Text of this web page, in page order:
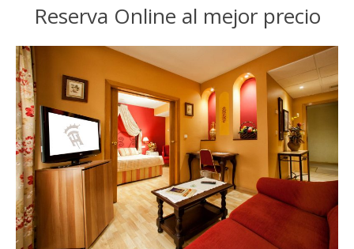
Reserva Online al mejor precio